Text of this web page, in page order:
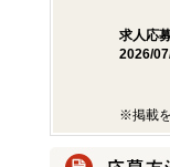
求人応
2026/
※掲載